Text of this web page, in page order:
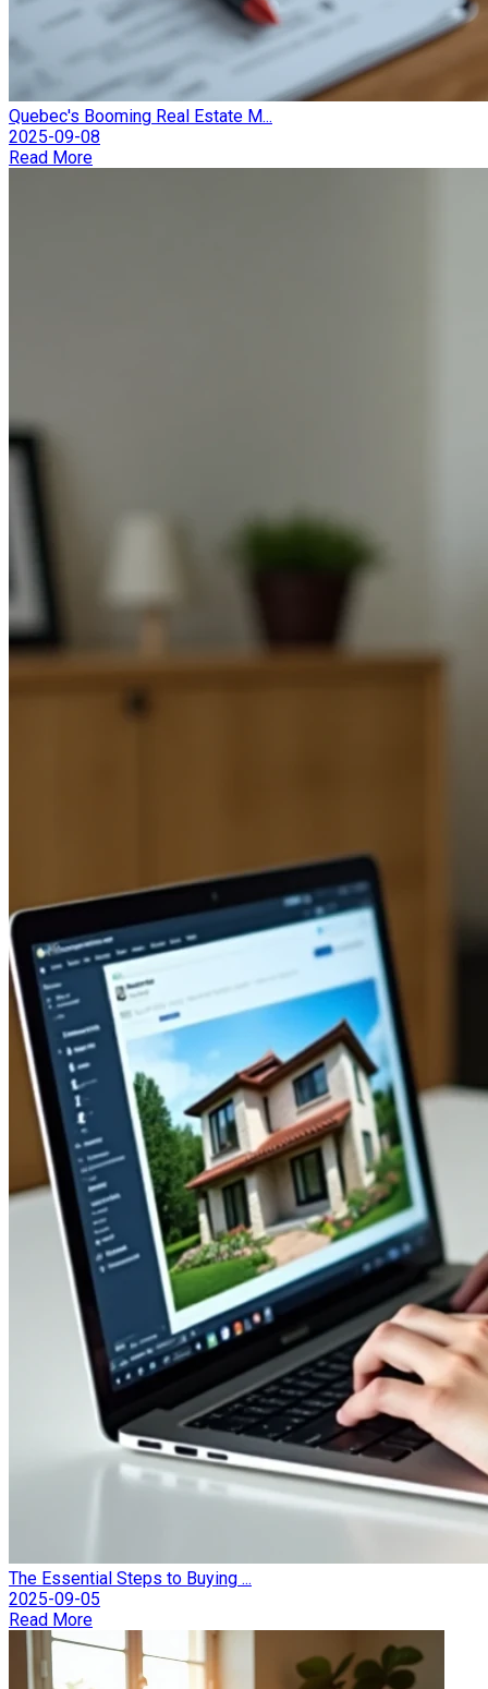
Quebec's Booming Real Estate M...
2025-09-08
Read More
The Essential Steps to Buying ...
2025-09-05
Read More